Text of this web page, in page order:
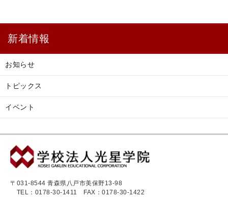
新着情報
お知らせ
トピックス
イベント
〒031-8544 青森県八戸市美保野13-98
TEL：0178-30-1411
FAX：0178-30-1422